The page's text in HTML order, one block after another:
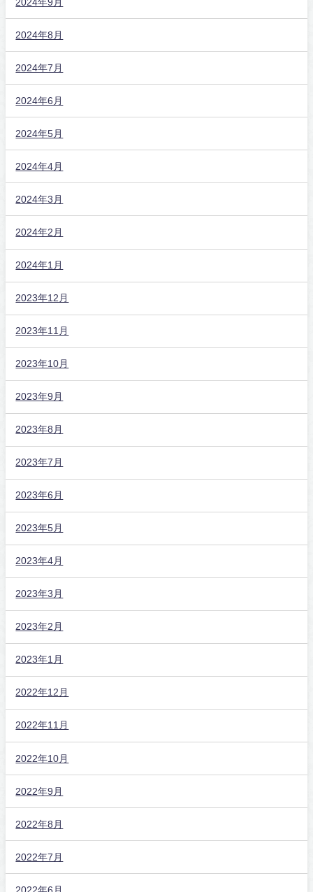
2024年8月
2024年7月
2024年6月
2024年5月
2024年4月
2024年3月
2024年2月
2024年1月
2023年12月
2023年11月
2023年10月
2023年9月
2023年8月
2023年7月
2023年6月
2023年5月
2023年4月
2023年3月
2023年2月
2023年1月
2022年12月
2022年11月
2022年10月
2022年9月
2022年8月
2022年7月
2022年6月